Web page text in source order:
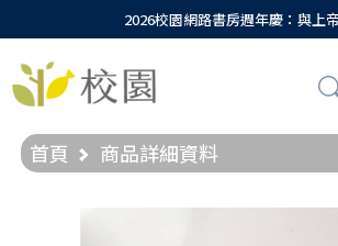
2026校園網路書房週年慶：與上
首頁 商品詳細資料